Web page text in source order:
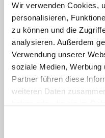
Wir verwenden Cookies,
personalisieren,
zu können und die
analysieren. Außerdem
Verwendung unserer
soziale Medien, Werbung
Partner führen diese
weiteren Daten
aufgerufen.
ein Symbol für
dies dürfe jedoch
auf hoher See
vergessen
in ihrem Aufruf
auch an die von